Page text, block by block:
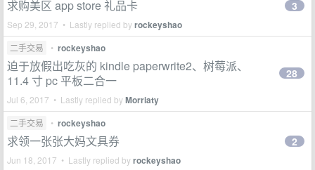
求购美区 app store 礼品卡
Sep 29, 2017 • Lastly replied byrockeyshao
3
二手交易 • rockeyshao
迫于放假出吃灰的 kindle paperwrite2、树莓派、
11.4 寸 pc 平板二合一
Jul 6, 2017 • Lastly replied byMorriaty
28
二手交易 • rockeyshao
求领一张张大妈文具券
Jun 18, 2017 • Lastly replied byrockeyshao
2